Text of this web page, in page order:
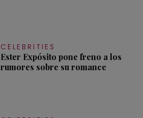
CELEBRITIES
Ester Expósito pone freno a los
rumores sobre su romance